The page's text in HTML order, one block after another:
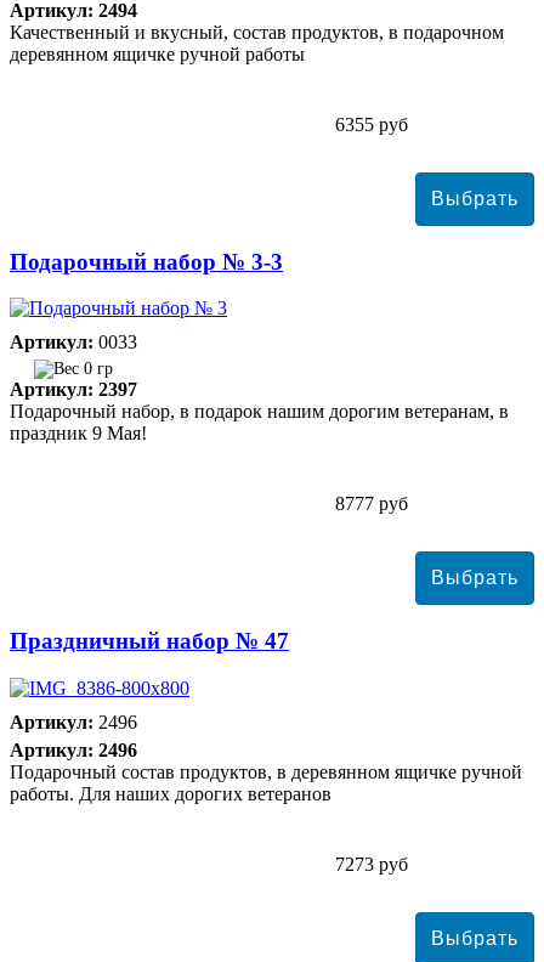
Артикул: 2494
Качественный и вкусный, состав продуктов, в подарочном
деревянном ящичке ручной работы
6355 руб
Подарочный набор № 3-3
Артикул: 0033
0 гр
Артикул: 2397
Подарочный набор, в подарок нашим дорогим ветеранам, в
праздник 9 Мая!
8777 руб
Праздничный набор № 47
Артикул: 2496
Артикул: 2496
Подарочный состав продуктов, в деревянном ящичке ручной
работы. Для наших дорогих ветеранов
7273 руб